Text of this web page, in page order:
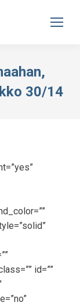
30/14
id=””